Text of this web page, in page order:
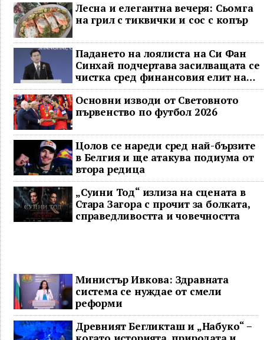
Лесна и елегантна вечеря: Сьомга
на грил с тиквички и сос с копър
Падането на лоялиста на Си Фан
Синхай подчертава засилващата се
чистка сред финансовия елит на
Китай
Основни изводи от Световното
първенство по футбол 2026
Цолов се нареди сред най-бързите
в Белгия и ще атакува подиума от
втора редица
„Суини Тод“ излиза на сцената в
Стара Загора с прочит за болката,
справедливостта и човечността
Министър Ивкова: Здравната
система се нуждае от смели
реформи
Древният Бегликташ и „Набуко“ –